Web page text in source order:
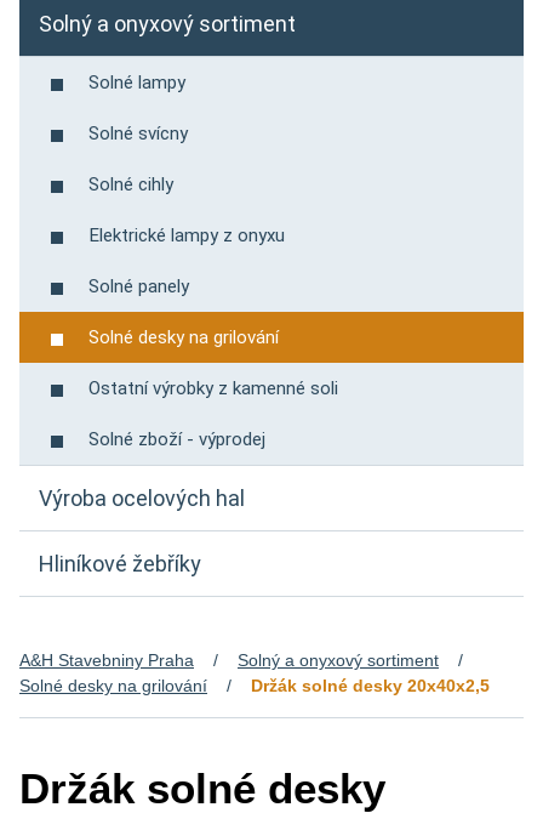
A&H Stavebniny Praha
Solný a onyxový sortiment
Solné desky na grilování
Držák solné desky 20x40x2,5
Držák solné desky
Solný a onyxový sortiment
Solné lampy
Solné svícny
Solné cihly
Elektrické lampy z onyxu
Solné panely
Solné desky na grilování
Ostatní výrobky z kamenné soli
Solné zboží - výprodej
Výroba ocelových hal
Hliníkové žebříky